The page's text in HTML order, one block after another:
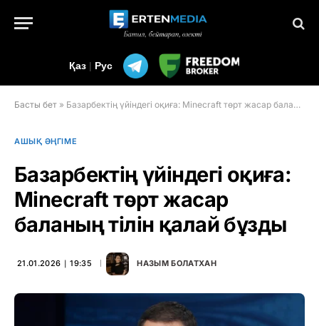
Қаз | Рус
Басты бет » Базарбектің үйіндегі оқиға: Minecraft төрт жасар баланың тілін қалай бұзды
АШЫҚ ӘҢГІМЕ
Базарбектің үйіндегі оқиға:
Minecraft төрт жасар
баланың тілін қалай бұзды
21.01.2026 ∣ 19:35 НАЗЫМ БОЛАТХАН